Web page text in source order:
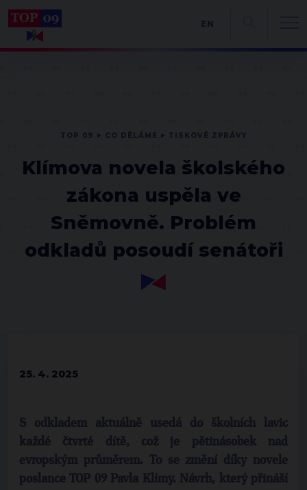
Klímova novela školského
zákona uspěla ve
Sněmovně. Problém
odkladů posoudí senátoři
25. 4. 2025
S odkladem aktuálně usedá do školních lavic
každé čtvrté dítě, což je pětinásobek nad
evropským průměrem. To se změní díky novele
poslance TOP 09 Pavla Klímy. Návrh, který přináší